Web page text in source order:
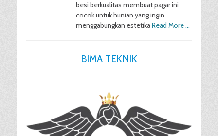
besi berkualitas membuat pagar ini
cocok untuk hunian yang ingin
menggabungkan estetikaRead More …
BIMA TEKNIK